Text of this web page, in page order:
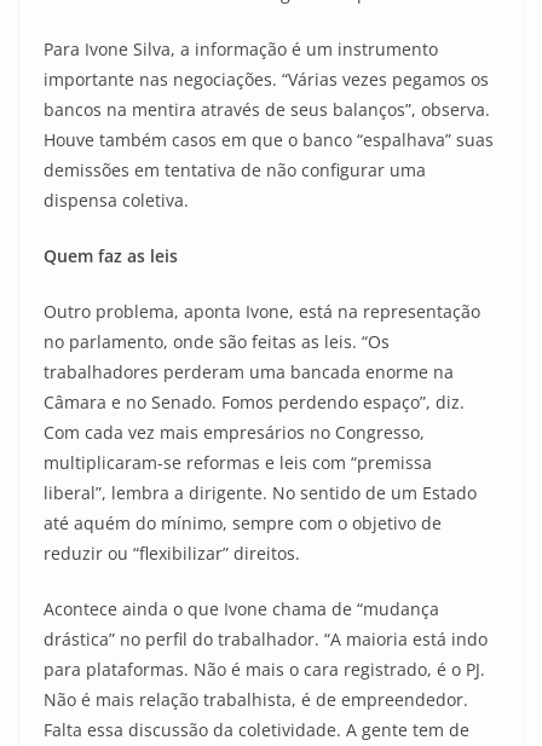
Para Ivone Silva, a informação é um instrumento
importante nas negociações. “Várias vezes pegamos os
bancos na mentira através de seus balanços”, observa.
Houve também casos em que o banco “espalhava” suas
demissões em tentativa de não configurar uma
dispensa coletiva.
Quem faz as leis
Outro problema, aponta Ivone, está na representação
no parlamento, onde são feitas as leis. “Os
trabalhadores perderam uma bancada enorme na
Câmara e no Senado. Fomos perdendo espaço”, diz.
Com cada vez mais empresários no Congresso,
multiplicaram-se reformas e leis com “premissa
liberal”, lembra a dirigente. No sentido de um Estado
até aquém do mínimo, sempre com o objetivo de
reduzir ou “flexibilizar” direitos.
Acontece ainda o que Ivone chama de “mudança
drástica” no perfil do trabalhador. “A maioria está indo
para plataformas. Não é mais o cara registrado, é o PJ.
Não é mais relação trabalhista, é de empreendedor.
Falta essa discussão da coletividade. A gente tem de